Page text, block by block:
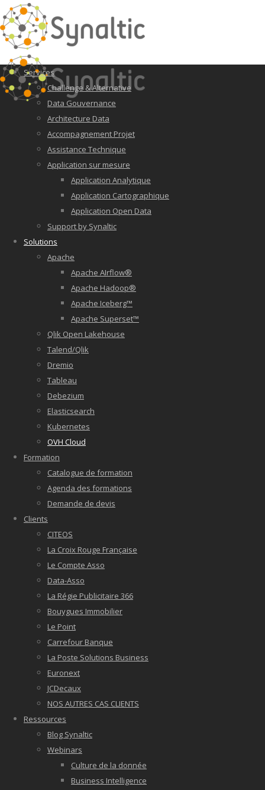
Services
Challenge & Alternative
Data Gouvernance
Architecture Data
Accompagnement Projet
Assistance Technique
Application sur mesure
Application Analytique
Application Cartographique
Application Open Data
Support by Synaltic
Solutions
Apache
Apache AIrflow®
Apache Hadoop®
Apache Iceberg™
Apache Superset™
Qlik Open Lakehouse
Talend/Qlik
Dremio
Tableau
Debezium
Elasticsearch
Kubernetes
OVH Cloud
Formation
Catalogue de formation
Agenda des formations
Demande de devis
Clients
CITEOS
La Croix Rouge Française
Le Compte Asso
Data-Asso
La Régie Publicitaire 366
Bouygues Immobilier
Le Point
Carrefour Banque
La Poste Solutions Business
Euronext
JCDecaux
NOS AUTRES CAS CLIENTS
Ressources
Blog Synaltic
Webinars
Culture de la donnée
Business Intelligence